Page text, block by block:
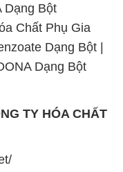
Dạng Bột
Chất Phụ Gia
Dạng Bột |
Dạng Bột
TY HÓA CHẤT